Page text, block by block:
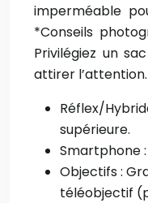
imperméable
*Conseils
Privilégiez un
attirer l’attention.
Réflex/
supérieure.
Smartphone
Objectifs :
téléobjectif